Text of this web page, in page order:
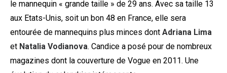
le mannequin « grande taille » de 29 ans. Avec sa taille 13
aux Etats-Unis, soit un bon 48 en France, elle sera
entourée de mannequins plus minces dont Adriana Lima
et Natalia Vodianova. Candice a posé pour de nombreux
magazines dont la couverture de Vogue en 2011. Une